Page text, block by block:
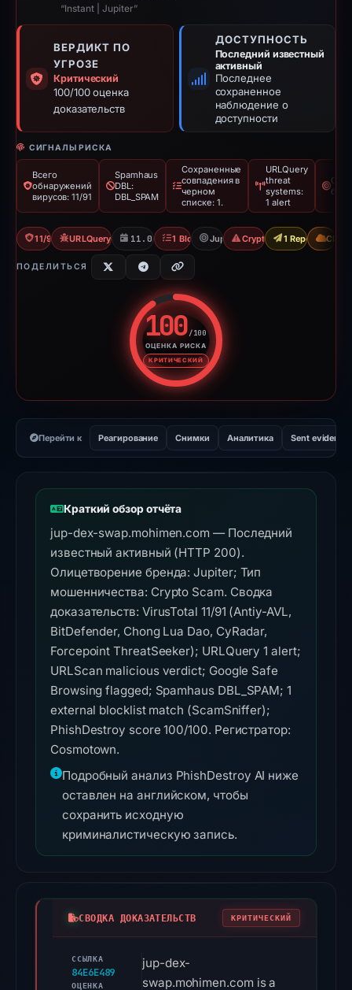
“Instant | Jupiter”
ВЕРДИКТ ПО
УГРОЗЕ
Критический
100/100 оценка
доказательств
ДОСТУПНОСТЬ
Последний известный
активный
Последнее
сохраненное
наблюдение о
доступности
СИГНАЛЫ РИСКА
Всего
обнаружений
вирусов: 11/91
Spamhaus
DBL:
DBL_SPAM
Сохраненные
совпадения в
черном
списке: 1.
URLQuery
threat
systems:
1 alert
11/91 VTURLQuery: 1 threat alerts
11.02.20261 BlocklistJupiter Crypto Scam1 Report Sent
CDN
ПОДЕЛИТЬСЯ
100/100
ОЦЕНКА РИСКА
КРИТИЧЕСКИЙ
Оценка риска: 100 из 100.
Перейти к Реагирование Снимки Аналитика Sent evidence
Краткий обзор отчёта
jup-dex-swap.mohimen.com — Последний
известный активный (HTTP 200).
Олицетворение бренда: Jupiter; Тип
мошенничества: Crypto Scam. Сводка
доказательств: VirusTotal 11/91 (Antiy-AVL,
BitDefender, Chong Lua Dao, CyRadar,
Forcepoint ThreatSeeker); URLQuery 1 alert;
URLScan malicious verdict; Google Safe
Browsing flagged; Spamhaus DBL_SPAM; 1
external blocklist match (ScamSniffer);
PhishDestroy score 100/100. Регистратор:
Cosmotown.
Подробный анализ PhishDestroy AI ниже
оставлен на английском, чтобы
сохранить исходную
криминалистическую запись.
СВОДКА ДОКАЗАТЕЛЬСТВ КРИТИЧЕСКИЙ
ССЫЛКА
84E6E489
ОЦЕНКА
jup-dex-
swap.mohimen.com is a